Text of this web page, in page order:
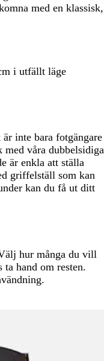
med en klassisk,
i utfällt läge
inte bara fotgängare
våra dubbelsidiga
är enkla att ställa
griffelställ som kan
kan du få ut ditt
hur många du vill
ta hand om resten.